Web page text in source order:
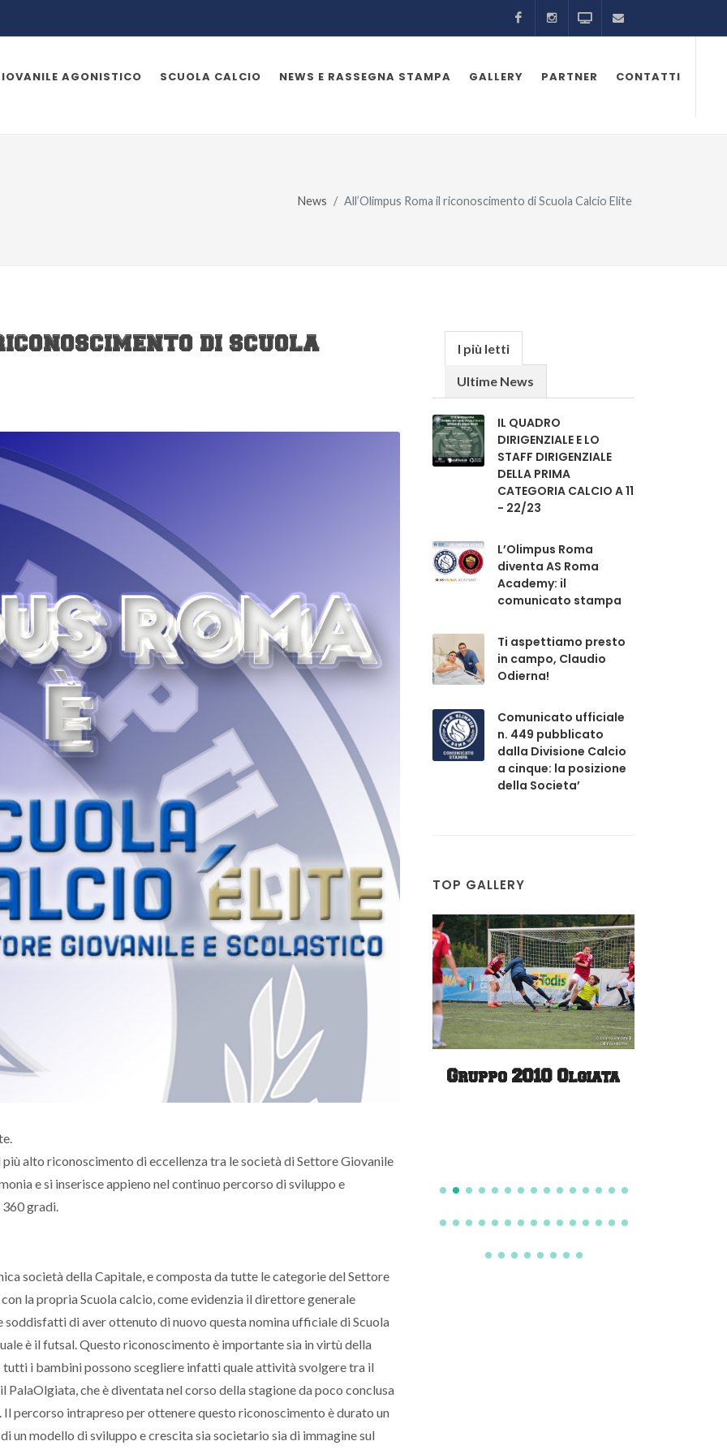
FacebookInstagramOdeon TV
AGONISTICO SCUOLA CALCIO NEWS E RASSEGNA STAMPA GALLERY PARTNER CONTATTI
News All’Olimpus Roma il riconoscimento di Scuola Calcio Elite
DI SCUOLA
alto riconoscimento di eccellenza tra le società di Settore Giovanile
e si inserisce appieno nel continuo percorso di sviluppo e
gradi.
società della Capitale, e composta da tutte le categorie del Settore
la propria Scuola calcio, come evidenzia il direttore generale
soddisfatti di aver ottenuto di nuovo questa nomina ufficiale di Scuola
è il futsal. Questo riconoscimento è importante sia in virtù della
i bambini possono scegliere infatti quale attività svolgere tra il
PalaOlgiata, che è diventata nel corso della stagione da poco conclusa
percorso intrapreso per ottenere questo riconoscimento è durato un
un modello di sviluppo e crescita sia societario sia di immagine sul
I più letti
Ultime News
IL QUADRO
DIRIGENZIALE E LO
STAFF DIRIGENZIALE
DELLA PRIMA
CATEGORIA CALCIO A 11
- 22/23
L’Olimpus Roma
diventa AS Roma
Academy: il
comunicato stampa
Ti aspettiamo presto
in campo, Claudio
Odierna!
Comunicato ufficiale
n. 449 pubblicato
dalla Divisione Calcio
a cinque: la posizione
della Societa’
TOP GALLERY
Serie A - Olimpus
Roma - Fortitudo
Gruppo 2010 Campo
Gentili
Gruppo 2010 Olgiata